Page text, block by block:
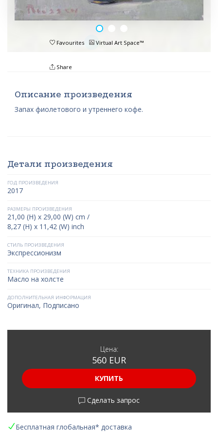
Favourites Virtual Art Space™
Share
Описание произведения
Запах фиолетового и утреннего кофе.
Детали произведения
ГОД ПРОИЗВЕДЕНИЯ
2017
РАЗМЕРЫ ПРОИЗВЕДЕНИЯ
21,00 (H) x 29,00 (W) cm /
8,27 (H) x 11,42 (W) inch
СТИЛЬ ПРОИЗВЕДЕНИЯ
Экспрессионизм
ТЕХНИКА ПРОИЗВЕДЕНИЯ
Масло на холсте
ДОПОЛНИТЕЛЬНАЯ ИНФОРМАЦИЯ
Оригинал, Подписано
Цена:
560 EUR
КУПИТЬ
Сделать запрос
Бесплатная глобальная* доставка